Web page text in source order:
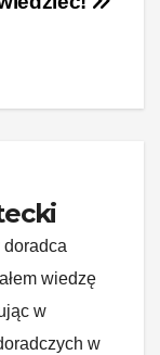
doradca
wiedzę
w
w